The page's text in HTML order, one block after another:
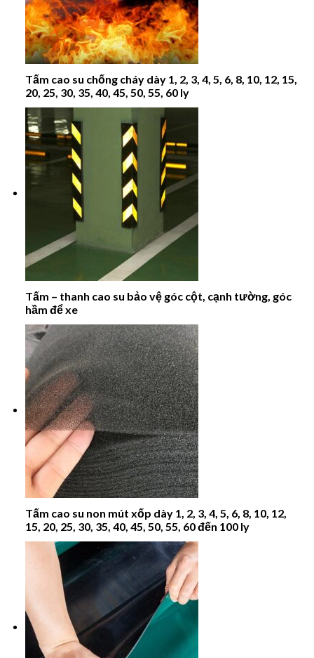
Tấm cao su chống cháy dày 1, 2, 3, 4, 5, 6, 8, 10, 12, 15,
20, 25, 30, 35, 40, 45, 50, 55, 60 ly
Tấm – thanh cao su bảo vệ góc cột, cạnh tường, góc
hầm để xe
Tấm cao su non mút xốp dày 1, 2, 3, 4, 5, 6, 8, 10, 12,
15, 20, 25, 30, 35, 40, 45, 50, 55, 60 đến 100 ly